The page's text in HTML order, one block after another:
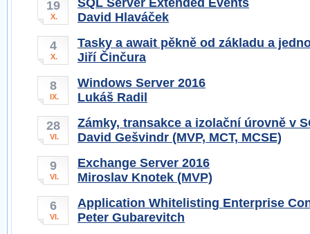
19
X.
SQL Server Extended Events
David Hlaváček
4
X.
Tasky a await pěkně od základu a
Jiří Činčura
8
IX.
Windows Server 2016
Lukáš Radil
28
VI.
Zámky, transakce a izolační úrovně v
David Gešvindr (MVP, MCT, MCSE)
9
VI.
Exchange Server 2016
Miroslav Knotek (MVP)
6
VI.
Application Whitelisting Enterprise
Peter Gubarevitch